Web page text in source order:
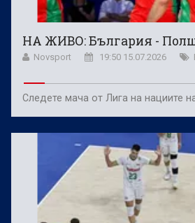
НА ЖИВО: България -
Novsport 19:50 15.07.2026
Следете мача от Лига на нациите